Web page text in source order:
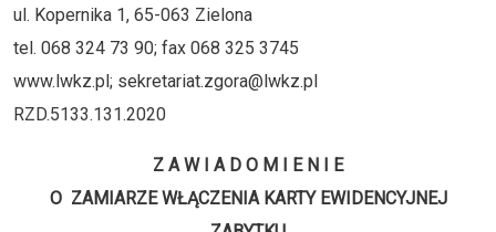
ul. Kopernika 1, 65-063 Zielona
tel. 068 324 73 90; fax 068 325 3745
www.lwkz.pl; sekretariat.zgora@lwkz.pl
RZD.5133.131.2020
Z A W I A D O M I E N I E
O ZAMIARZE WŁĄCZENIA KARTY EWIDENCYJNEJ